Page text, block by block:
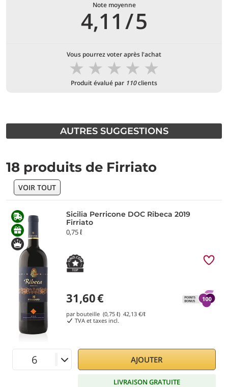
Note moyenne
4,11 /5
Vous pourrez voter après l'achat
★
★
★
★
★
Produit évalué par 110clients
AUTRES SUGGESTIONS
18 produits de Firriato
VOIR TOUT
Sicilia Perricone DOC Ribeca 2019
Firriato
0,75 ℓ
31,60€
par bouteille (0,75 ℓ) 42,13 €/ℓ
TVA et taxes incl.
AJOUTER
LIVRAISON GRATUITE